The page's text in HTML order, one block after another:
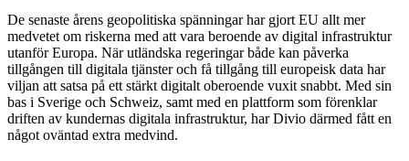
De senaste årens geopolitiska spänningar har gjort EU allt mer
medvetet om riskerna med att vara beroende av digital infrastruktur
utanför Europa. När utländska regeringar både kan påverka
tillgången till digitala tjänster och få tillgång till europeisk data har
viljan att satsa på ett stärkt digitalt oberoende vuxit snabbt. Med sin
bas i Sverige och Schweiz, samt med en plattform som förenklar
driften av kundernas digitala infrastruktur, har Divio därmed fått en
något oväntad extra medvind.